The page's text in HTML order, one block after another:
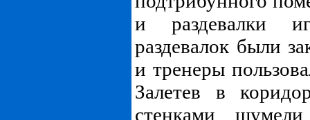
и раздевалки
раздевалок были
и тренеры
Залетев в
стенками